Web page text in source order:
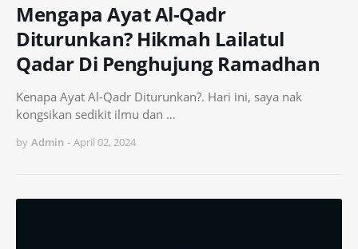
Mengapa Ayat Al-Qadr
Diturunkan? Hikmah Lailatul
Qadar Di Penghujung Ramadhan
Kenapa Ayat Al-Qadr Diturunkan?. Hari ini, saya nak
kongsikan sedikit ilmu dan …
by Admin - April 02, 2024